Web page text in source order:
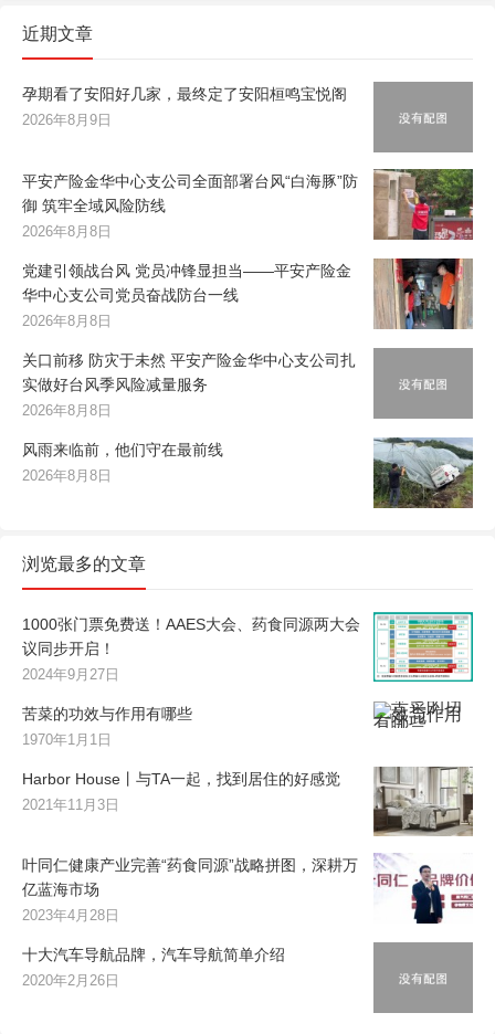
近期文章
孕期看了安阳好几家，最终定了安阳桓鸣宝悦阁
2026年8月9日
平安产险金华中心支公司全面部署台风“白海豚”防
御 筑牢全域风险防线
2026年8月8日
党建引领战台风 党员冲锋显担当——平安产险金
华中心支公司党员奋战防台一线
2026年8月8日
关口前移 防灾于未然 平安产险金华中心支公司扎
实做好台风季风险减量服务
2026年8月8日
风雨来临前，他们守在最前线
2026年8月8日
浏览最多的文章
1000张门票免费送！AAES大会、药食同源两大会
议同步开启！
2024年9月27日
苦菜的功效与作用有哪些
1970年1月1日
Harbor House丨与TA一起，找到居住的好感觉
2021年11月3日
叶同仁健康产业完善“药食同源”战略拼图，深耕万
亿蓝海市场
2023年4月28日
十大汽车导航品牌，汽车导航简单介绍
2020年2月26日